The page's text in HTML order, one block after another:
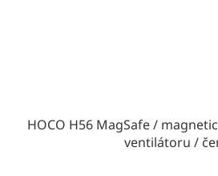
HOCO H56 MagSafe /
ventilátoru /